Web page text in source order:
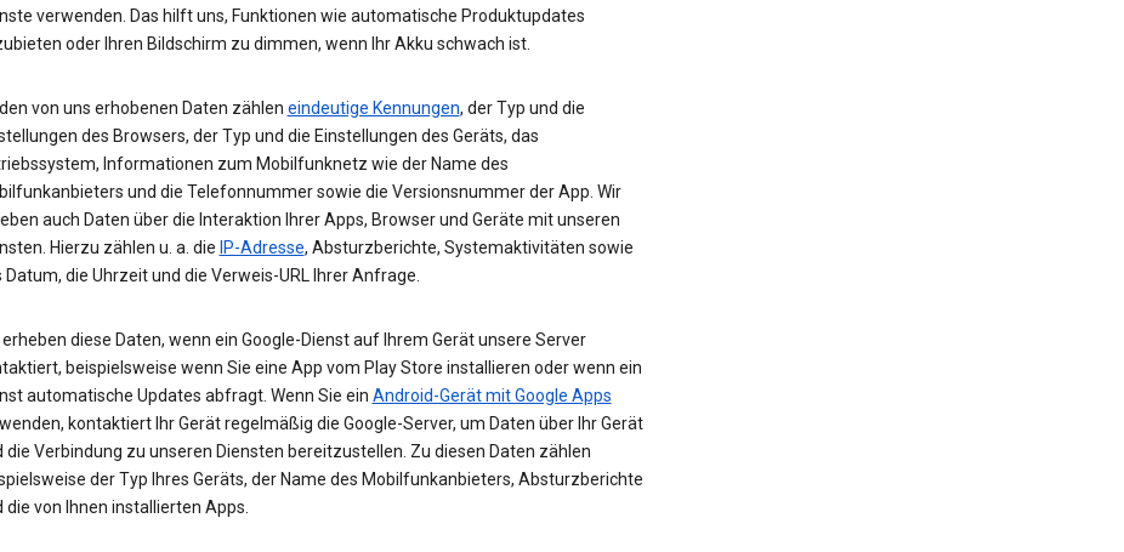
verwenden. Das hilft uns, Funktionen wie automatische Produktupdates
oder Ihren Bildschirm zu dimmen, wenn Ihr Akku schwach ist.
von uns erhobenen Daten zählen eindeutige Kennungen, der Typ und die
des Browsers, der Typ und die Einstellungen des Geräts, das
Informationen zum Mobilfunknetz wie der Name des
und die Telefonnummer sowie die Versionsnummer der App. Wir
auch Daten über die Interaktion Ihrer Apps, Browser und Geräte mit unseren
Hierzu zählen u. a. die IP-Adresse, Absturzberichte, Systemaktivitäten sowie
Datum, die Uhrzeit und die Verweis-URL Ihrer Anfrage.
erheben diese Daten, wenn ein Google-Dienst auf Ihrem Gerät unsere Server
beispielsweise wenn Sie eine App vom Play Store installieren oder wenn ein
automatische Updates abfragt. Wenn Sie ein Android-Gerät mit Google Apps
kontaktiert Ihr Gerät regelmäßig die Google-Server, um Daten über Ihr Gerät
die Verbindung zu unseren Diensten bereitzustellen. Zu diesen Daten zählen
der Typ Ihres Geräts, der Name des Mobilfunkanbieters, Absturzberichte
die von Ihnen installierten Apps.